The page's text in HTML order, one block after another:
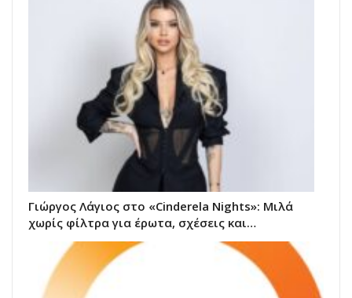
Γιώργος Λάγιος στο «Cinderela Nights»: Μιλά
χωρίς φίλτρα για έρωτα, σχέσεις και…